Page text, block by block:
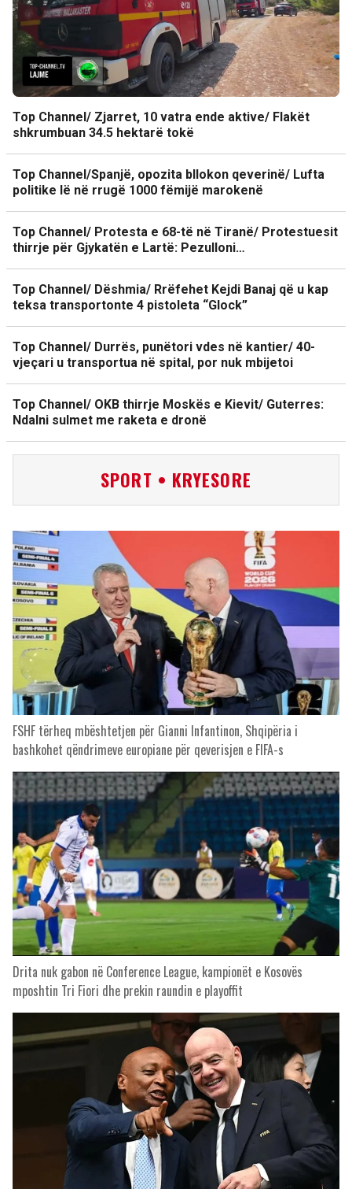
Top Channel/ Zjarret, 10 vatra ende aktive/ Flakët
shkrumbuan 34.5 hektarë tokë
Top Channel/Spanjë, opozita bllokon qeverinë/ Lufta
politike lë në rrugë 1000 fëmijë marokenë
Top Channel/ Protesta e 68-të në Tiranë/ Protestuesit
thirrje për Gjykatën e Lartë: Pezulloni…
Top Channel/ Dëshmia/ Rrëfehet Kejdi Banaj që u kap
teksa transportonte 4 pistoleta “Glock”
Top Channel/ Durrës, punëtori vdes në kantier/ 40-
vjeçari u transportua në spital, por nuk mbijetoi
Top Channel/ OKB thirrje Moskës e Kievit/ Guterres:
Ndalni sulmet me raketa e dronë
SPORT • KRYESORE
FSHF tërheq mbështetjen për Gianni Infantinon, Shqipëria i
bashkohet qëndrimeve europiane për qeverisjen e FIFA-s
Drita nuk gabon në Conference League, kampionët e Kosovës
mposhtin Tri Fiori dhe prekin raundin e playoffit